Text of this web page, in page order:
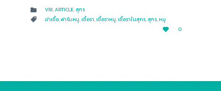
 CATEGORY
VRI,ARTICLE, สุกร
 CATEGORY
ฆ่าเชื้อ,ฟาร์มหมู,เชื้อรา,เชื้อราหมู,เชื้อราในสุกร, สุกร,หมู

LOVE
IT
0